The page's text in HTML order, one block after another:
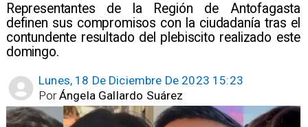
Representantes de la Región de Antofagasta
definen sus compromisos con la ciudadanía tras el
contundente resultado del plebiscito realizado este
domingo.
Lunes, 18 De Diciembre De 2023 15:23
Ángela Gallardo Suárez
Por